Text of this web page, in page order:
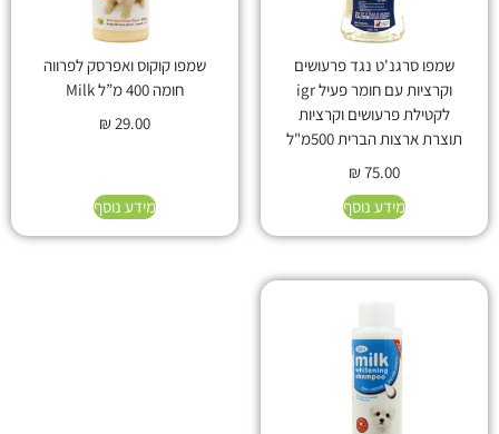
שמפו סרגנ'ט נגד פרעושים
וקרציות עם חומר פעיל igr
לקטילת פרעושים וקרציות
תוצרת ארצות הברית 500מ"ל
₪75.00
מידע נוסף
שמפו קוקוס ואפרסק לפרווה
חומה 400 מ”ל Milk
₪29.00
מידע נוסף